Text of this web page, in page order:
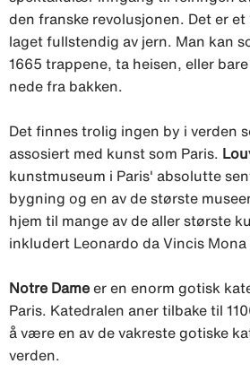
den franske revolusjonen. Det er et
laget fullstendig av jern. Man kan
1665 trappene, ta heisen, eller
nede fra bakken.
Det finnes trolig ingen by i verden
assosiert med kunst som Paris.
kunstmuseum i Paris' absolutte
bygning og en av de største
hjem til mange av de aller største
inkludert Leonardo da Vincis Mona
Notre Dame er en enorm gotisk
Paris. Katedralen aner tilbake til
å være en av de vakreste gotiske
verden.